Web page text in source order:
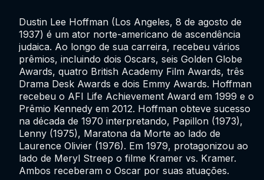
Dustin Lee Hoffman (Los Angeles, 8 de agosto de
1937) é um ator norte-americano de ascendência
judaica. Ao longo de sua carreira, recebeu vários
prêmios, incluindo dois Oscars, seis Golden Globe
Awards, quatro British Academy Film Awards, três
Drama Desk Awards e dois Emmy Awards. Hoffman
recebeu o AFI Life Achievement Award em 1999 e o
Prêmio Kennedy em 2012. Hoffman obteve sucesso
na década de 1970 interpretando, Papillon (1973),
Lenny (1975), Maratona da Morte ao lado de
Laurence Olivier (1976). Em 1979, protagonizou ao
lado de Meryl Streep o filme Kramer vs. Kramer.
Ambos receberam o Oscar por suas atuações.